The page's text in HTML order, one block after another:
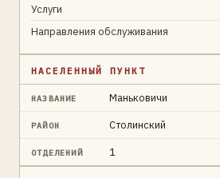
Услуги
Направления обслуживания
НАСЕЛЕННЫЙ ПУНКТ
НАЗВАНИЕ Маньковичи
РАЙОН Столинский
ОТДЕЛЕНИЙ 1